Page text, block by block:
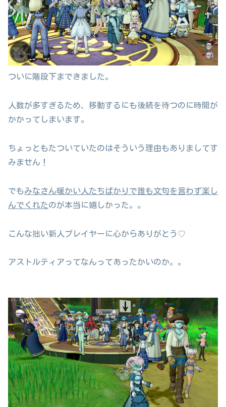
ついに階段下まできました。
人数が多すぎるため、移動するにも後続を待つのに時間が
かかってしまいます。
ちょっともたついていたのはそういう理由もありましてす
みません！
でもみなさん暖かい人たちばかりで誰も文句を言わず楽し
んでくれたのが本当に嬉しかった。。
こんな拙い新人プレイヤーに心からありがとう♡
アストルティアってなんってあったかいのか。。